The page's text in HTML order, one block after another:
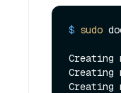
$ sudo
Creating